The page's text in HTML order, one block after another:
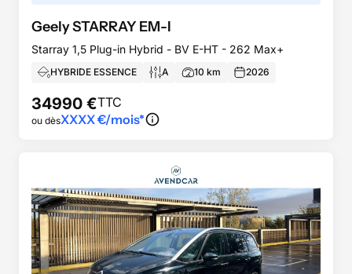
GeelySTARRAY EM-I
Starray 1,5 Plug-in Hybrid - BV E-HT - 262 Max+
HYBRIDE ESSENCE A 10 km 2026
34990 €TTC
ou dèsXXXX€/mois*